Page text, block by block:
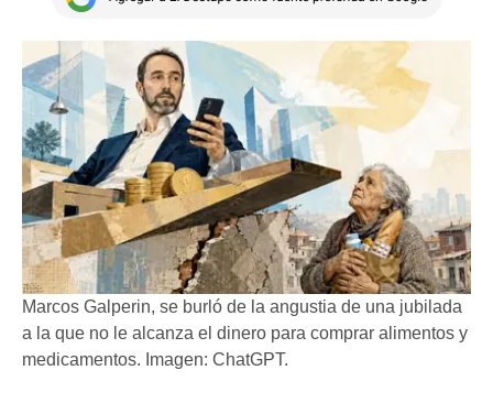
Marcos Galperin, se burló de la angustia de una jubilada
a la que no le alcanza el dinero para comprar alimentos y
medicamentos. Imagen: ChatGPT.